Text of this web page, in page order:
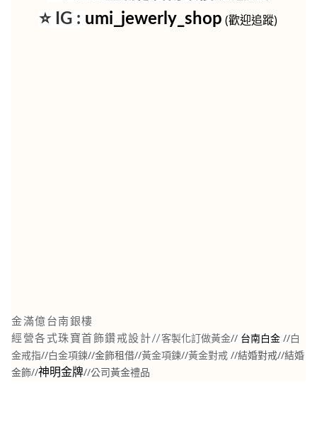
⭐ IG : umi_jewerly_shop (歡迎追蹤)
金滿億台南銀樓
經營各式珠寶首飾鑽戒設計//客製化訂做黃金// 台南白金 //白
金戒指//白金項鍊//金飾租借//黃金項鍊//黃金對戒 //結婚對戒//結婚
金飾//神明金牌//公司黃金禮品